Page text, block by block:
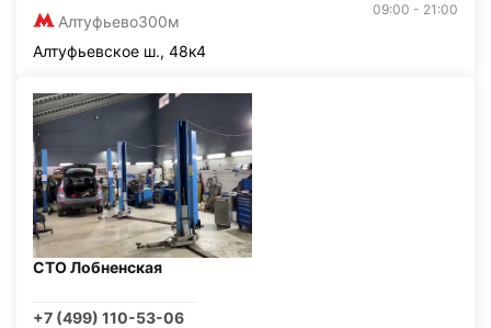
Алтуфьево300м
09:00 - 21:00
Алтуфьевское ш., 48к4
СТО Лобненская
+7 (499) 110-53-06